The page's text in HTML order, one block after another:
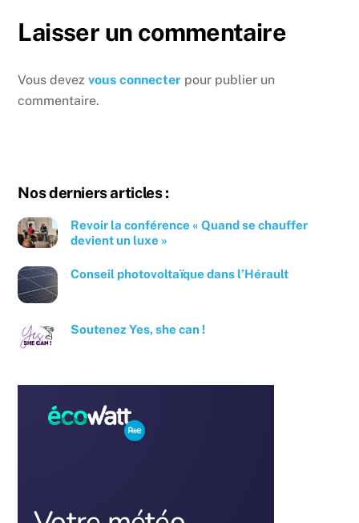
Laisser un commentaire
Vous devezvous connecter pour publier un
commentaire.
Nos derniers articles :
Revoir la conférence « Quand se chauffer
devient un luxe »
Conseil photovoltaïque dans l’Hérault
Soutenez Yes, she can !